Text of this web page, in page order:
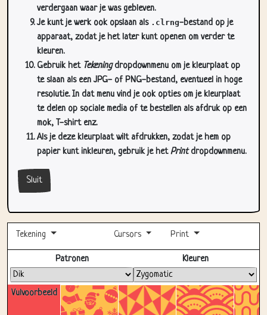
verdergaan waar je was gebleven.
Je kunt je werk ook opslaan als .clrng-bestand op je
apparaat, zodat je het later kunt openen om verder te
kleuren.
Gebruik het Tekeningdropdownmenu om je kleurplaat op
te slaan als een JPG- of PNG-bestand, eventueel in hoge
resolutie. In dat menu vind je ook opties om je kleurplaat
te delen op sociale media of te bestellen als afdruk op een
mok, T-shirt enz.
Als je deze kleurplaat wilt afdrukken, zodat je hem op
papier kunt inkleuren, gebruik je hetPrintdropdownmenu.
Sluit
Tekening Cursors Print
Volledig scherm
Vulvoorbeeld
Patronen Kleuren